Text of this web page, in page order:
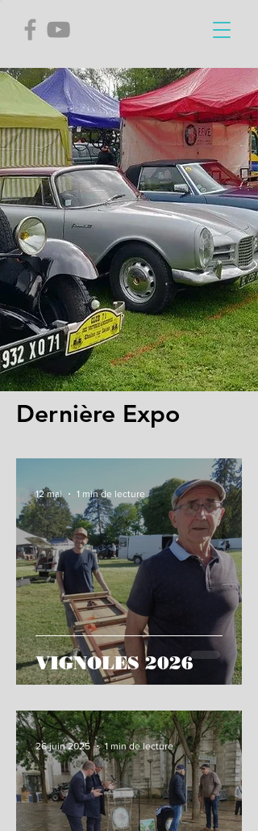
Dernière Expo
VIGNOLES 2026
12 mai 1 min de lecture
26 juin 2025 1 min de lecture